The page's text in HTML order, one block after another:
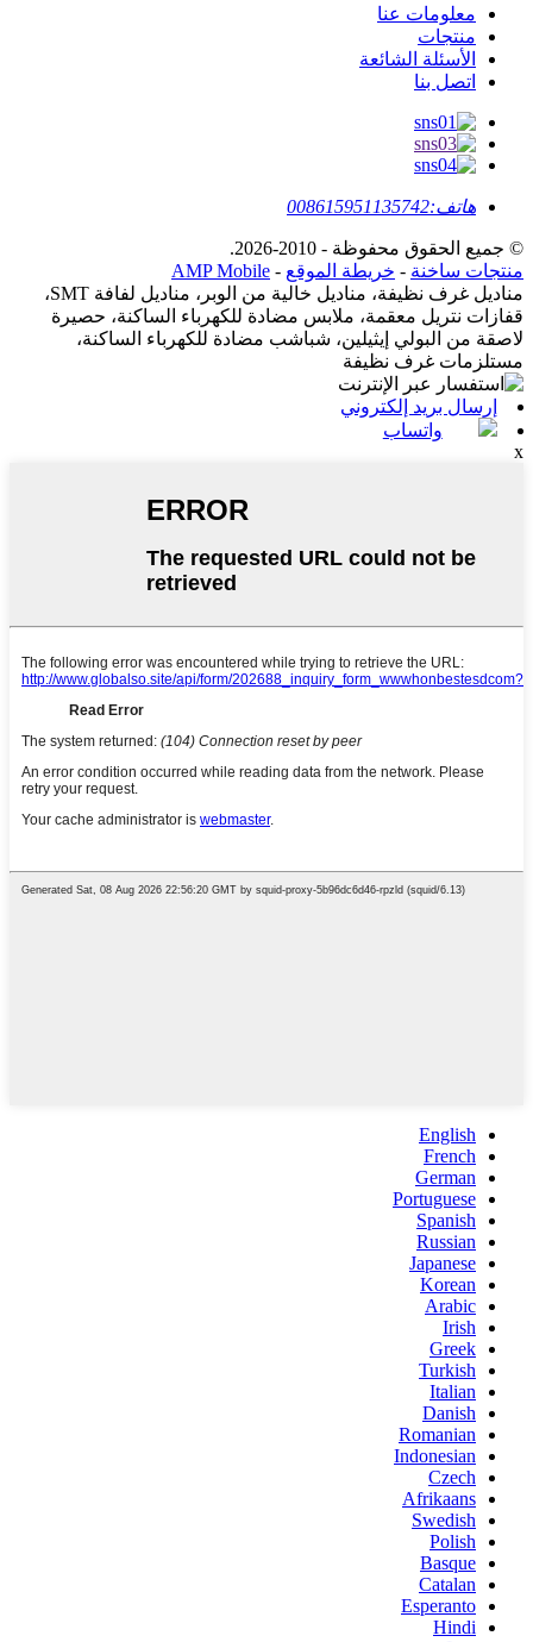
معلومات عنا
منتجات
الأسئلة الشائعة
اتصل بنا
هاتف:008615951135742
© جميع الحقوق محفوظة - 2010-2026.
منتجات ساخنة - خريطة الموقع -
AMP Mobile
مناديل غرف نظيفة، مناديل خالية من الوبر، مناديل لفافة SMT،
قفازات نتريل معقمة، ملابس مضادة للكهرباء الساكنة، حصيرة
لاصقة من البولي إيثيلين، شباشب مضادة للكهرباء الساكنة،
مستلزمات غرف نظيفة
إرسال بريد إلكتروني
واتساب
x
English
French
German
Portuguese
Spanish
Russian
Japanese
Korean
Arabic
Irish
Greek
Turkish
Italian
Danish
Romanian
Indonesian
Czech
Afrikaans
Swedish
Polish
Basque
Catalan
Esperanto
Hindi